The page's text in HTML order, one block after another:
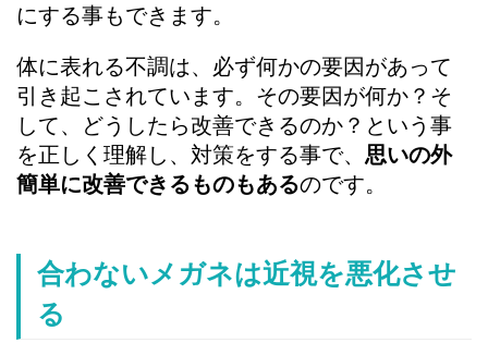
にする事もできます。
体に表れる不調は、必ず何かの要因があって
引き起こされています。その要因が何か？そ
して、どうしたら改善できるのか？という事
を正しく理解し、対策をする事で、 思いの外
簡単に改善できるものもあるのです。
合わないメガネは近視を悪化させ
る